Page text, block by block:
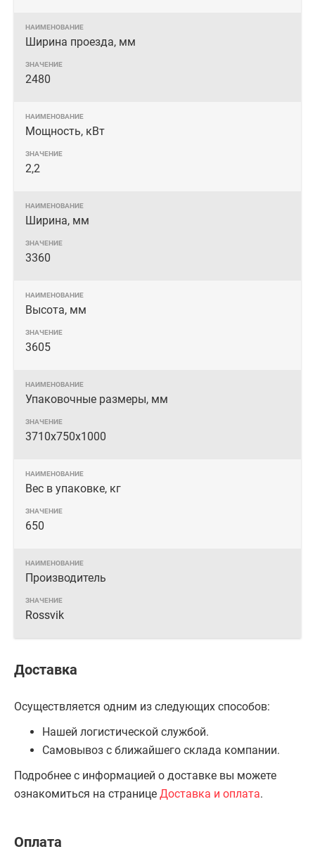
Ширина проезда, мм
2480
Мощность, кВт
2,2
Ширина, мм
3360
Высота, мм
3605
Упаковочные размеры, мм
3710х750х1000
Вес в упаковке, кг
650
Производитель
Rossvik
Доставка
Осуществляется одним из следующих способов:
Нашей логистической службой.
Самовывоз с ближайшего склада компании.
Подробнее с информацией о доставке вы можете
ознакомиться на странице Доставка и оплата.
Оплата